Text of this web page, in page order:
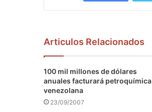
Articulos Relacionados
100 mil millones de dólares
anuales facturará petroquímica
venezolana
23/09/2007